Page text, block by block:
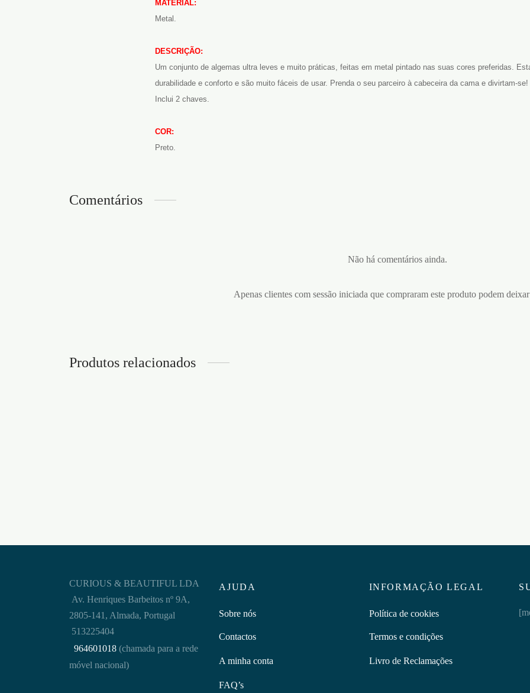
MATERIAL:
Metal.
DESCRIÇÃO:
Um conjunto de algemas ultra leves e muito práticas, feitas em metal pintado nas suas cores preferidas.
durabilidade e conforto e são muito fáceis de usar. Prenda o seu parceiro à cabeceira da cama e divirtam-se!
Inclui 2 chaves.
COR:
Preto.
Comentários
Não há comentários ainda.
Apenas clientes com sessão iniciada que compraram este produto podem
Produtos relacionados
AJUDA
Sobre nós
Contactos
A minha conta
FAQ’s
INFORMAÇÃO LEGAL
Política de cookies
Termos e condições
Livro de Reclamações
CURIOUS & BEAUTIFUL LDA
Av. Henriques Barbeitos nº 9A,
2805-141, Almada, Portugal
513225404
964601018 (chamada para a rede
móvel nacional)